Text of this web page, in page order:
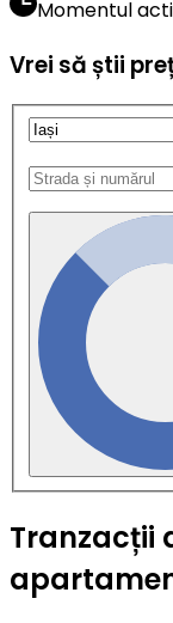
Momentul
Vrei să știi
Tranzacții